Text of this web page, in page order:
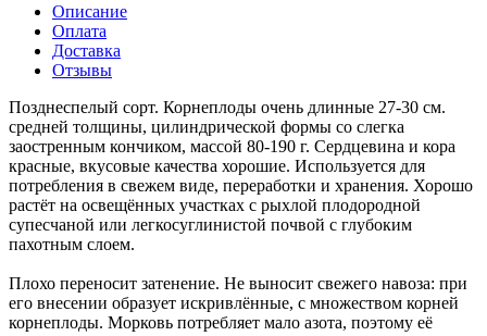
Описание
Оплата
Доставка
Отзывы
Позднеспелый сорт. Корнеплоды очень длинные 27-30 см.
средней толщины, цилиндрической формы со слегка
заостренным кончиком, массой 80-190 г. Сердцевина и кора
красные, вкусовые качества хорошие. Используется для
потребления в свежем виде, переработки и хранения. Хорошо
растёт на освещённых участках с рыхлой плодородной
супесчаной или легкосуглинистой почвой с глубоким
пахотным слоем.
Плохо переносит затенение. Не выносит свежего навоза: при
его внесении образует искривлённые, с множеством корней
корнеплоды. Морковь потребляет мало азота, поэтому её